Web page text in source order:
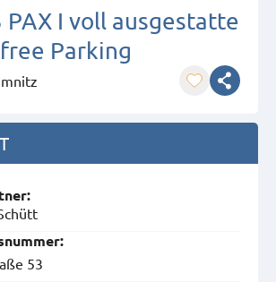
PAX I voll ausgestatte
Parking
53